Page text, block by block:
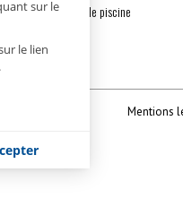
sur le
le lien
Déshumidification de piscine
Mentions